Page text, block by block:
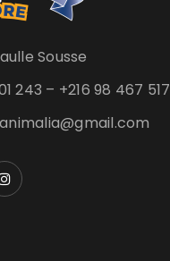
Sousse
243 – +216 98 467 517